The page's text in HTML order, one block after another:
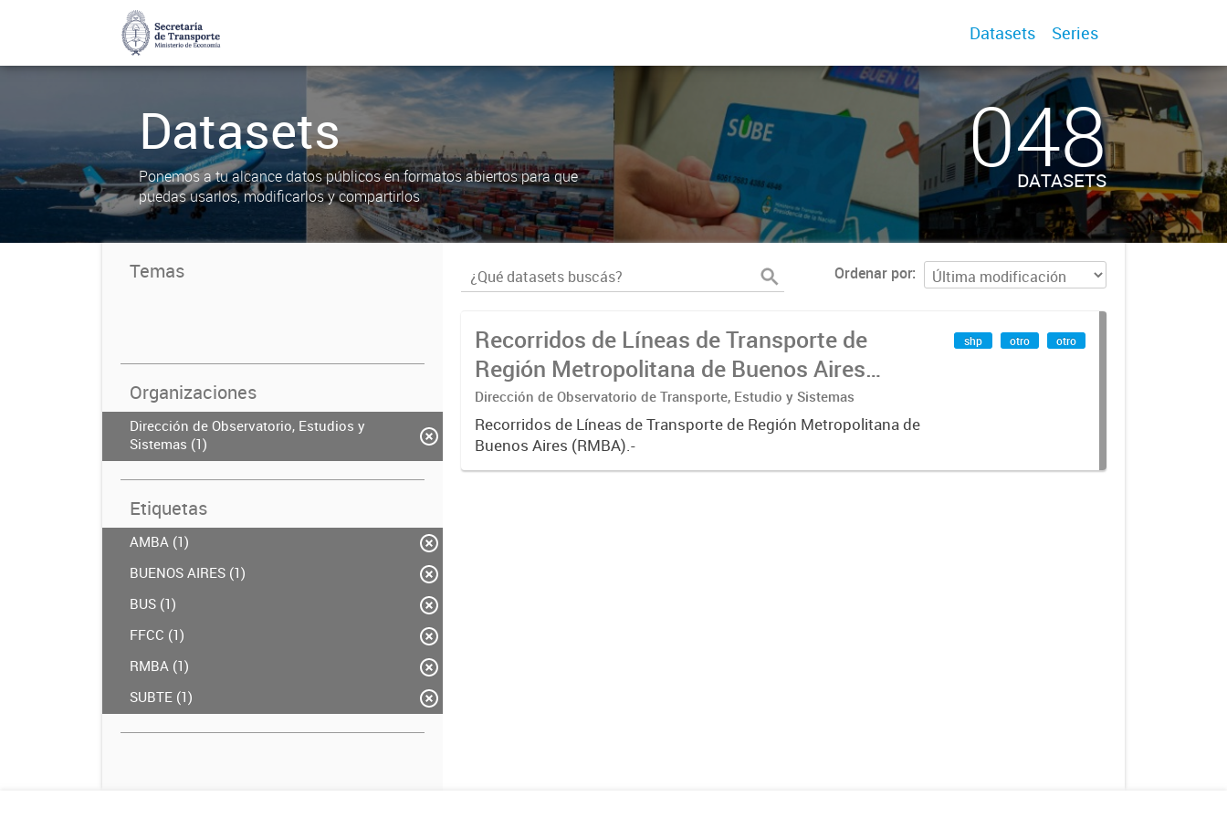
Datasets Series
Datasets
Ponemos a tu alcance datos públicos en formatos abiertos para que
puedas usarlos, modificarlos y compartirlos
048
DATASETS
Temas
Organizaciones
Dirección de Observatorio, Estudios y
Sistemas (1)
Etiquetas
AMBA (1)
BUENOS AIRES (1)
BUS (1)
FFCC (1)
RMBA (1)
SUBTE (1)
Ordenar por
Recorridos de Líneas de Transporte de
Región Metropolitana de Buenos Aires
(RMBA)
Dirección de Observatorio de Transporte, Estudio y Sistemas
Recorridos de Líneas de Transporte de Región Metropolitana de
Buenos Aires (RMBA).-
shp otro otro